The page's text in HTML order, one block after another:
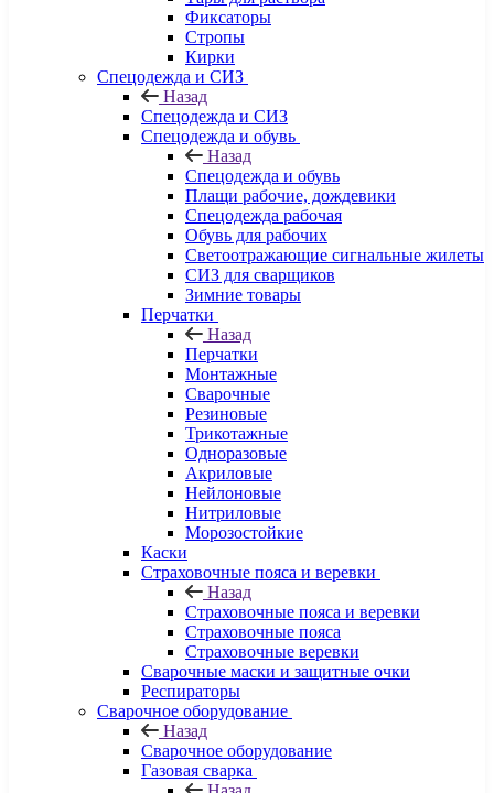
Фиксаторы
Стропы
Кирки
Спецодежда и СИЗ
Назад
Спецодежда и СИЗ
Спецодежда и обувь
Назад
Спецодежда и обувь
Плащи рабочие, дождевики
Спецодежда рабочая
Обувь для рабочих
Светоотражающие сигнальные жилеты
СИЗ для сварщиков
Зимние товары
Перчатки
Назад
Перчатки
Монтажные
Сварочные
Резиновые
Трикотажные
Одноразовые
Акриловые
Нейлоновые
Нитриловые
Морозостойкие
Каски
Страховочные пояса и веревки
Назад
Страховочные пояса и веревки
Страховочные пояса
Страховочные веревки
Сварочные маски и защитные очки
Респираторы
Сварочное оборудование
Назад
Сварочное оборудование
Газовая сварка